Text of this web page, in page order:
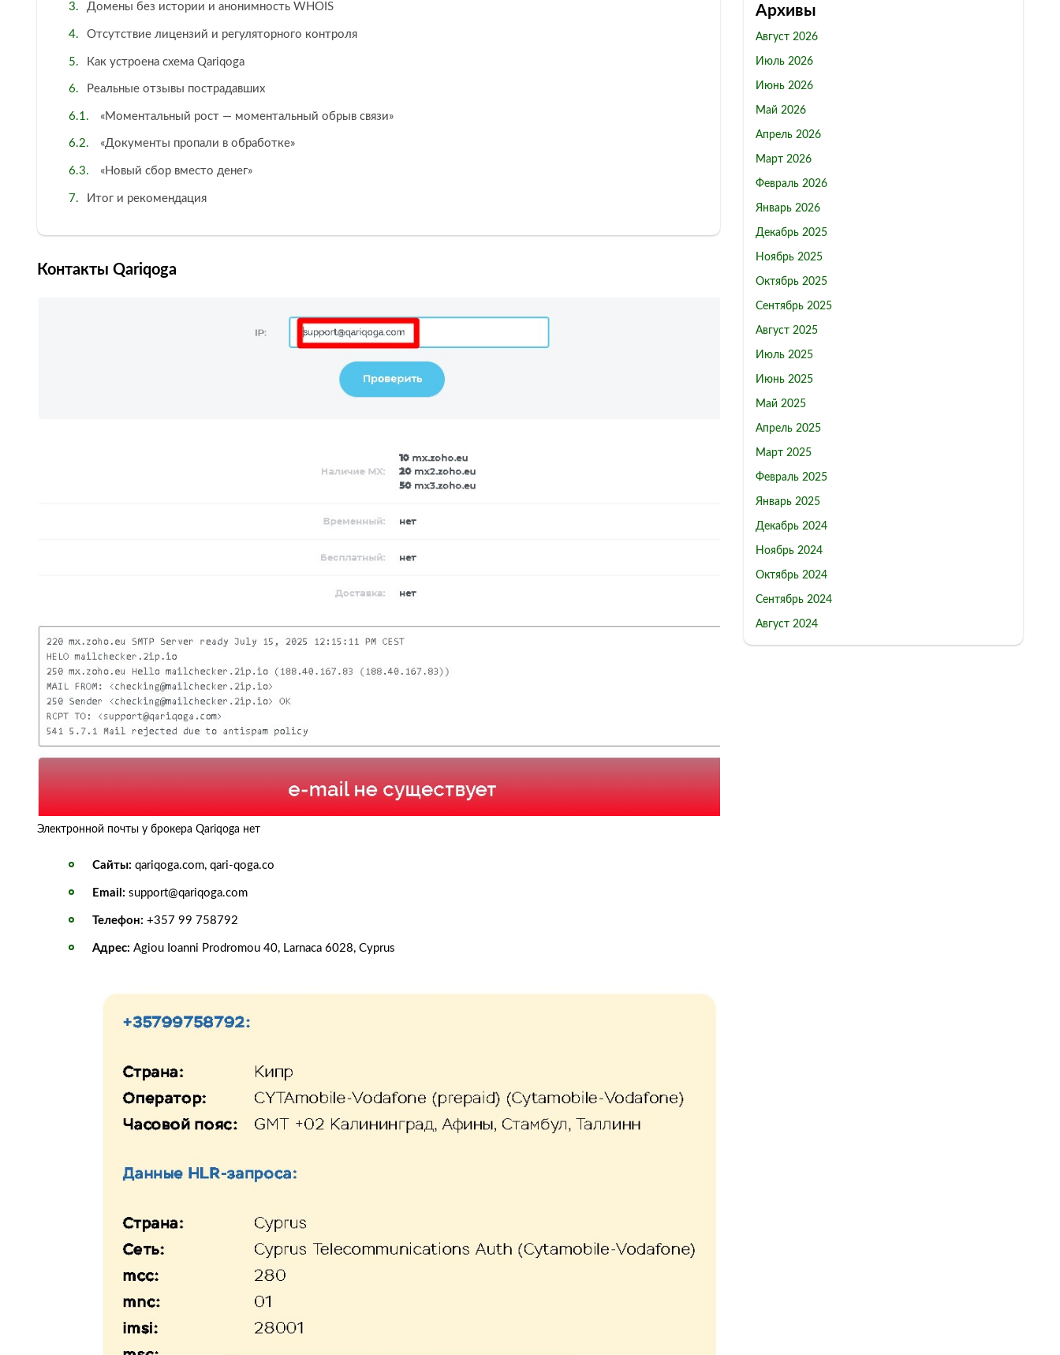
Домены без истории и анонимность WHOIS
Отсутствие лицензий и регуляторного контроля
Как устроена схема Qariqoga
Реальные отзывы пострадавших
«Моментальный рост — моментальный обрыв связи»
«Документы пропали в обработке»
«Новый сбор вместо денег»
Итог и рекомендация
Контакты Qariqoga
Электронной почты у брокера Qariqoga нет
Сайты: qariqoga.com, qari‑qoga.co
Email: support@qariqoga.com
Телефон: +357 99 758792
Адрес: Agiou Ioanni Prodromou 40, Larnaca 6028, Cyprus
Архивы
Август 2026
Июль 2026
Июнь 2026
Май 2026
Апрель 2026
Март 2026
Февраль 2026
Январь 2026
Декабрь 2025
Ноябрь 2025
Октябрь 2025
Сентябрь 2025
Август 2025
Июль 2025
Июнь 2025
Май 2025
Апрель 2025
Март 2025
Февраль 2025
Январь 2025
Декабрь 2024
Ноябрь 2024
Октябрь 2024
Сентябрь 2024
Август 2024